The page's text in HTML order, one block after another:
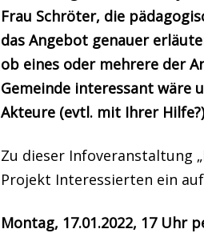
Frau Schröter, die
das Angebot genauer
ob eines oder mehrere der
Gemeinde interessant wäre
Akteure (evtl. mit Ihrer
Zu dieser Infoveranstaltung
Projekt Interessierten ein auf
Montag, 17.01.2022, 17 Uhr